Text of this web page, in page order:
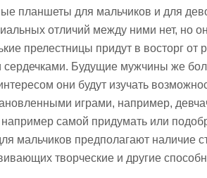
планшеты для мальчиков и для
отличий между ними нет, но
прелестницы придут в восторг
сердечками. Будущие мужчины же
они будут изучать
играми, например,
самой придумать или
мальчиков предполагают наличие
творческие и другие